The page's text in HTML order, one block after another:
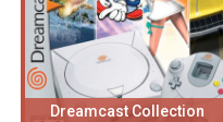
Dreamcast Collection